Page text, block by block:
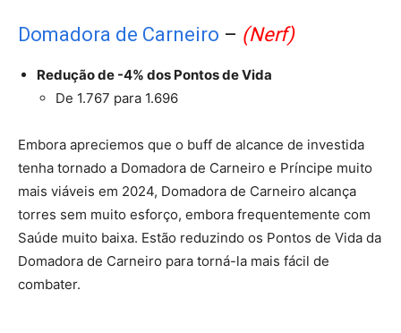
Domadora de Carneiro – (Nerf)
Redução de -4% dos Pontos de Vida
De 1.767 para 1.696
Embora apreciemos que o buff de alcance de investida
tenha tornado a Domadora de Carneiro e Príncipe muito
mais viáveis ​​em 2024, Domadora de Carneiro alcança
torres sem muito esforço, embora frequentemente com
Saúde muito baixa. Estão reduzindo os Pontos de Vida da
Domadora de Carneiro para torná-la mais fácil de
combater.